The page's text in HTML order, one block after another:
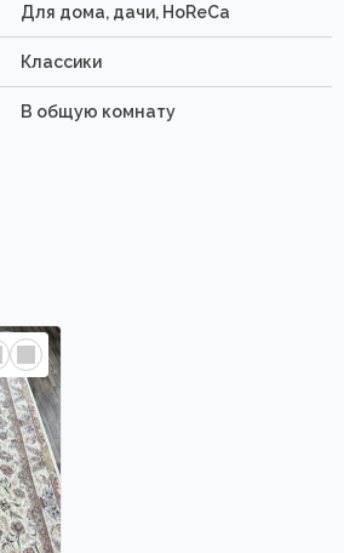
Для дома, дачи, HoReCa
Классики
В общую комнату